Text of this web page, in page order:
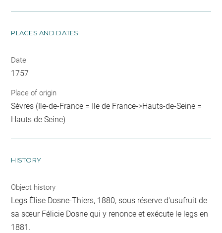
PLACES AND DATES
Date
1757
Place of origin
Sèvres (Ile-de-France = Ile de France->Hauts-de-Seine =
Hauts de Seine)
HISTORY
Object history
Legs Élise Dosne-Thiers, 1880, sous réserve d'usufruit de
sa sœur Félicie Dosne qui y renonce et exécute le legs en
1881.